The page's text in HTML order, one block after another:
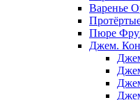
Варенье
Пюре
Джем.